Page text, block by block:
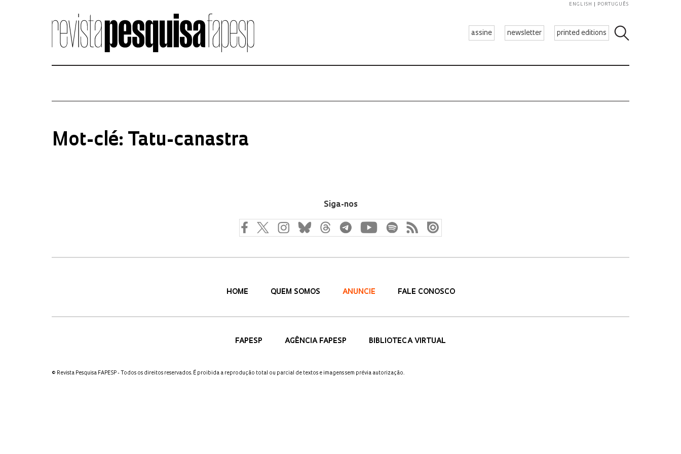
assine newsletter printed editions
ENGLISH PORTUGUÊS
Mot-clé: Tatu-canastra
Siga-nos
HOME QUEM SOMOS ANUNCIE FALE CONOSCO
FAPESP AGÊNCIA FAPESP BIBLIOTECA VIRTUAL
© Revista Pesquisa FAPESP - Todos os direitos reservados. É proibida a reprodução total ou parcial de textos e imagens sem prévia autorização.